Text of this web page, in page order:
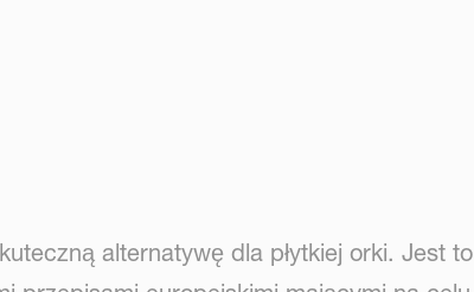
alternatywę dla płytkiej orki. Jest to